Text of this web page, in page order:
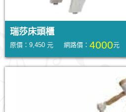
瑞莎床頭櫃
原價：9,450 元 網路價： 4000元